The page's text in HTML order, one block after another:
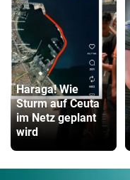
Haraga! Wie
Sturm auf Ceuta
im Netz geplant
wird